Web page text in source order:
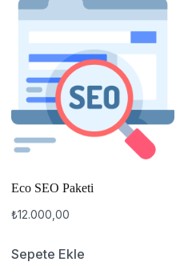
Eco SEO Paketi
₺12.000,00
Sepete Ekle